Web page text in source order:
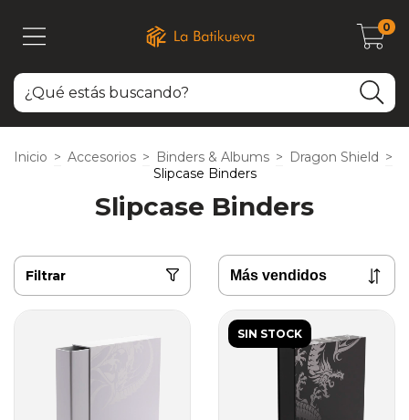
0
Inicio > Accesorios > Binders & Albums > Dragon Shield >
Slipcase Binders
Slipcase Binders
Filtrar
SIN STOCK